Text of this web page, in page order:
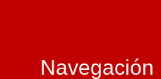
Navegación